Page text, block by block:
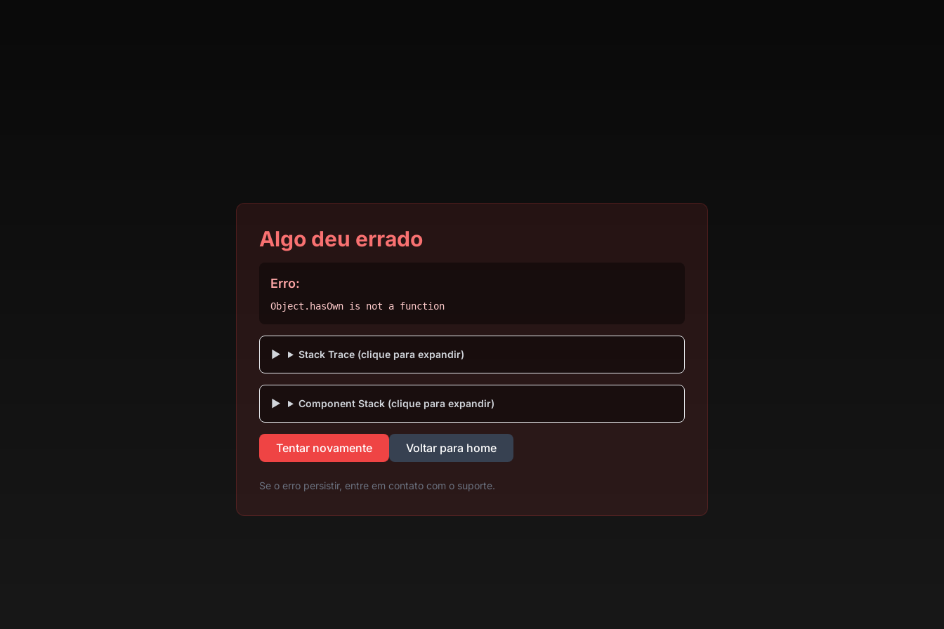
Algo deu errado
Erro:
Object.hasOwn is not a function
Stack Trace (clique para expandir)
Component Stack (clique para expandir)
Tentar novamente Voltar para home
Se o erro persistir, entre em contato com o suporte.